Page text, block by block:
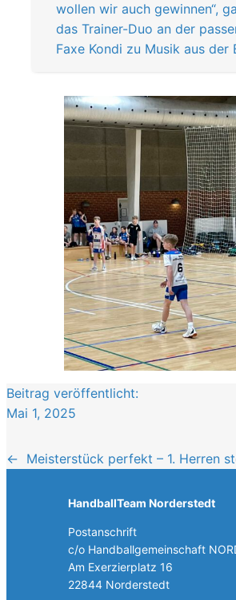
wollen wir auch gewinnen“,
das Trainer-Duo an der
Faxe Kondi zu Musik aus
Beitrag veröffentlicht:
Mai 1, 2025
← Meisterstück perfekt – 1. Herren
HandballTeam Norderstedt
Postanschrift
c/o Handballgemeinschaft
Am Exerzierplatz 16
22844 Norderstedt